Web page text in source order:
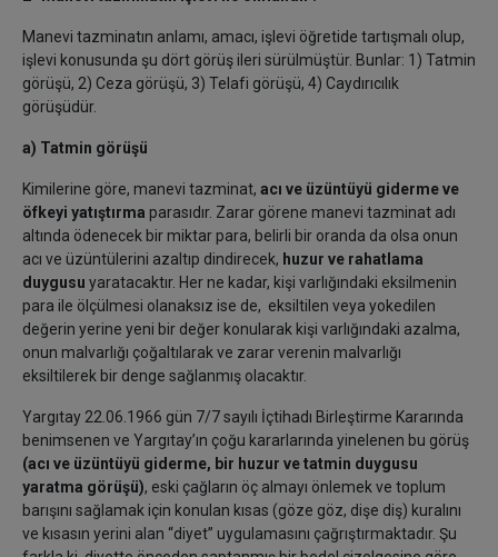
Manevi tazminatın anlamı, amacı, işlevi öğretide tartışmalı olup,
işlevi konusunda şu dört görüş ileri sürülmüştür. Bunlar: 1) Tatmin
görüşü, 2) Ceza görüşü, 3) Telafi görüşü, 4) Caydırıcılık
görüşüdür.
a) Tatmin görüşü
Kimilerine göre, manevi tazminat, acı ve üzüntüyü giderme ve
öfkeyi yatıştırma parasıdır. Zarar görene manevi tazminat adı
altında ödenecek bir miktar para, belirli bir oranda da olsa onun
acı ve üzüntülerini azaltıp dindirecek, huzur ve rahatlama
duygusu yaratacaktır. Her ne kadar, kişi varlığındaki eksilmenin
para ile ölçülmesi olanaksız ise de, eksiltilen veya yokedilen
değerin yerine yeni bir değer konularak kişi varlığındaki azalma,
onun malvarlığı çoğaltılarak ve zarar verenin malvarlığı
eksiltilerek bir denge sağlanmış olacaktır.
Yargıtay 22.06.1966 gün 7/7 sayılı İçtihadı Birleştirme Kararında
benimsenen ve Yargıtay’ın çoğu kararlarında yinelenen bu görüş
(acı ve üzüntüyü giderme, bir huzur ve tatmin duygusu
yaratma görüşü), eski çağların öç almayı önlemek ve toplum
barışını sağlamak için konulan kısas (göze göz, dişe diş) kuralını
ve kısasın yerini alan “diyet” uygulamasını çağrıştırmaktadır. Şu